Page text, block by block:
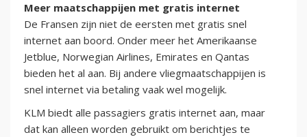
Meer maatschappijen met gratis internet
De Fransen zijn niet de eersten met gratis snel
internet aan boord. Onder meer het Amerikaanse
Jetblue, Norwegian Airlines, Emirates en Qantas
bieden het al aan. Bij andere vliegmaatschappijen is
snel internet via betaling vaak wel mogelijk.
KLM biedt alle passagiers gratis internet aan, maar
dat kan alleen worden gebruikt om berichtjes te